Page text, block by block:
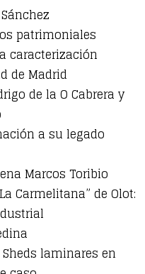
patrimoniales
caracterización
de Madrid
de la O Cabrera y
a su legado
Marcos Toribio
Carmelitana” de Olot:
laminares en